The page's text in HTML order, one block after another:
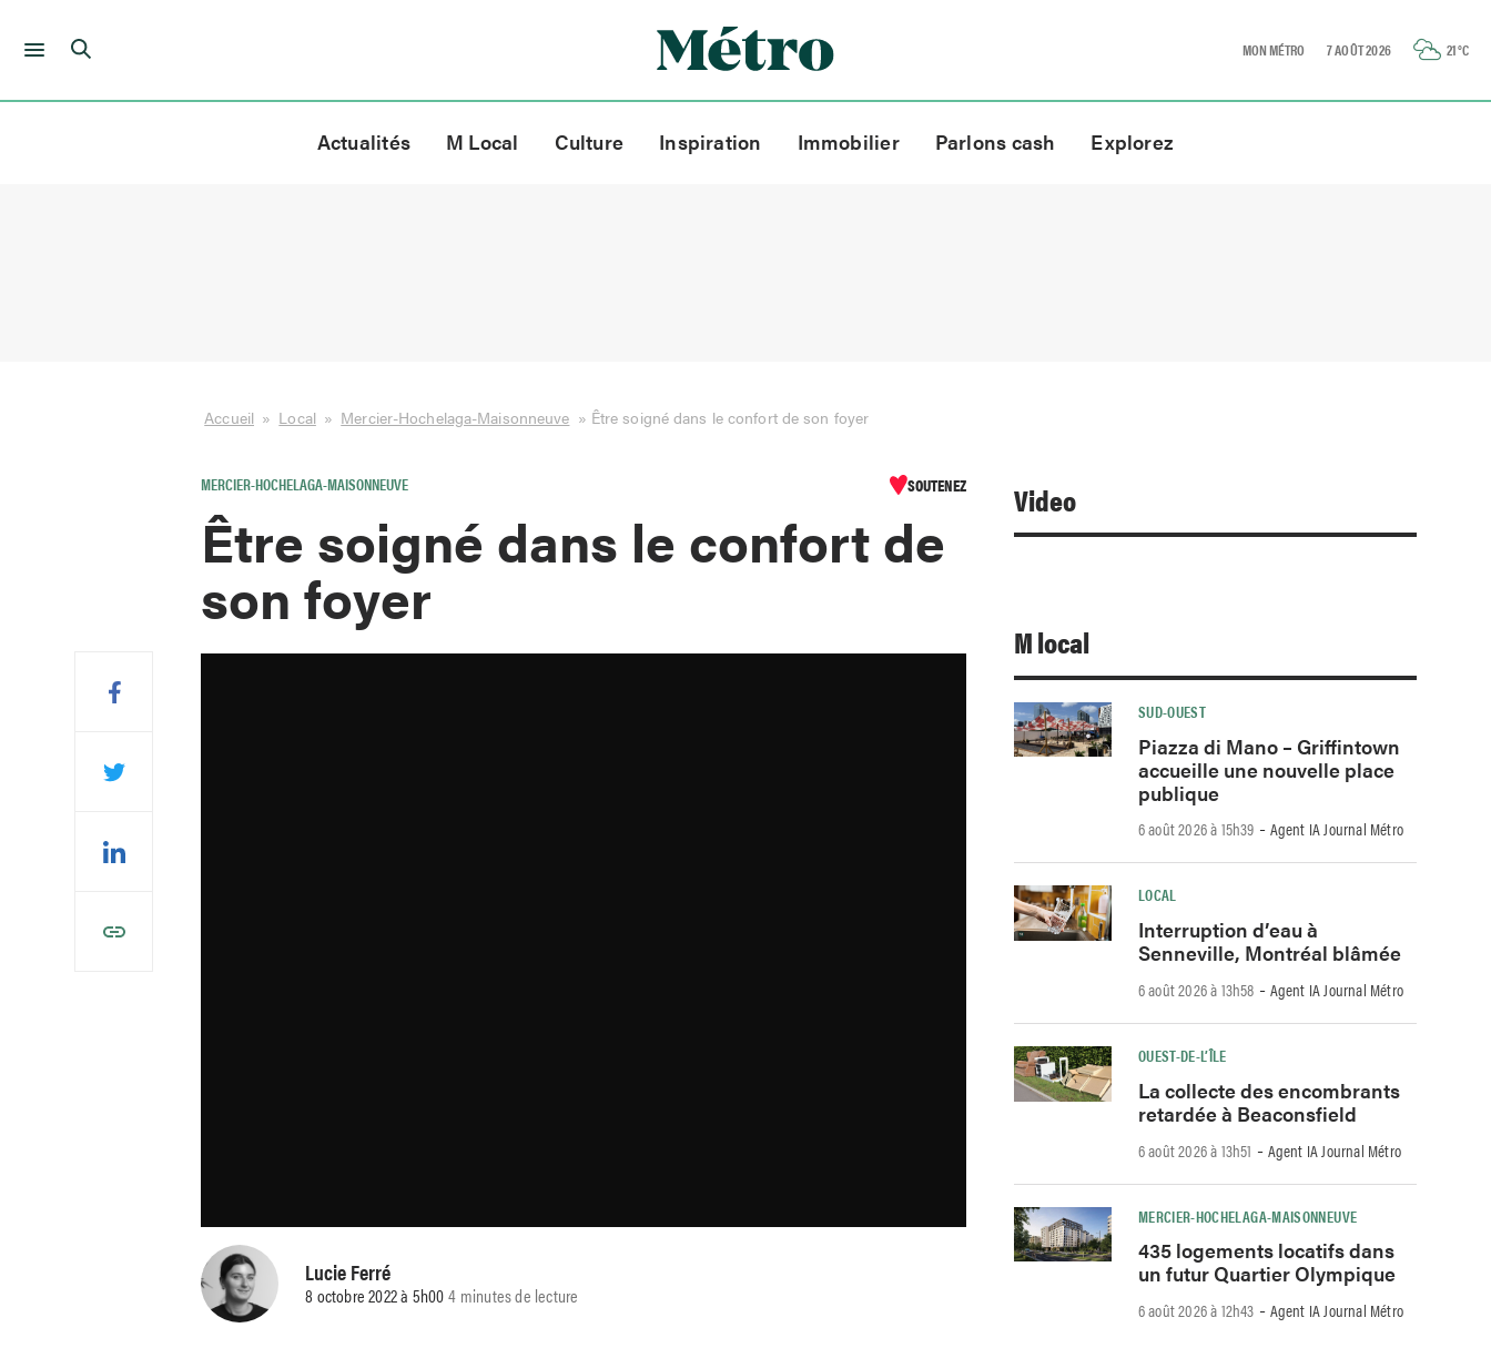
Skip
MON MÉTRO 7 AOÛT 2026 21°C
Actualités M Local Culture Inspiration Immobilier Parlons cash Explorez
Accueil » Local » Mercier-Hochelaga-Maisonneuve » Être soigné dans le confort de son foyer
MERCIER-HOCHELAGA-MAISONNEUVE SOUTENEZ
Être soigné dans le confort de
son foyer
Lucie Ferré
8 octobre 2022 à 5h004 minutes de lecture
Video
M local
SUD-OUEST
Piazza di Mano – Griffintown
accueille une nouvelle place
publique
6 août 2026 à 15h39 -Agent IA Journal Métro
LOCAL
Interruption d’eau à
Senneville, Montréal blâmée
6 août 2026 à 13h58 -Agent IA Journal Métro
OUEST-DE-L’ÎLE
La collecte des encombrants
retardée à Beaconsfield
6 août 2026 à 13h51 -Agent IA Journal Métro
MERCIER-HOCHELAGA-MAISONNEUVE
435 logements locatifs dans
un futur Quartier Olympique
6 août 2026 à 12h43 -Agent IA Journal Métro